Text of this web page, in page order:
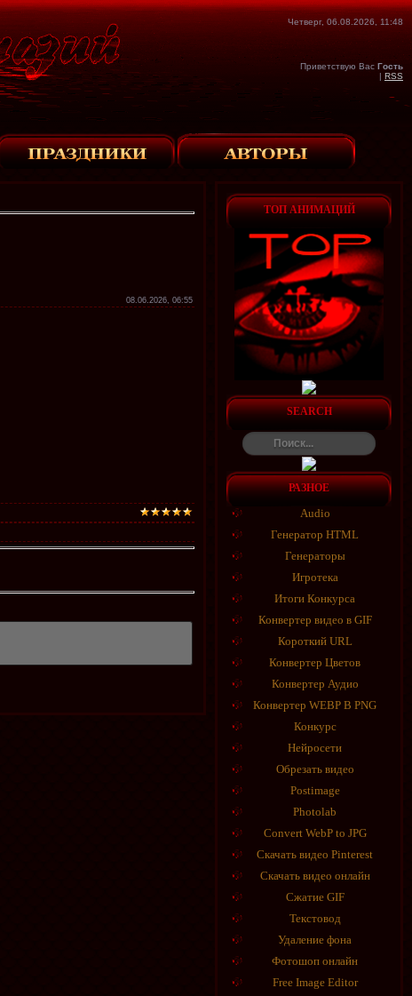
Четверг, 06.08.2026, 11:48
Приветствую Вас Гость
| RSS
08.06.2026, 06:55
ТОП АНИМАЦИЙ
SEARCH
РАЗНОЕ
Audio
Генератор HTML
Генераторы
Игротека
Итоги Конкурса
Конвертер видео в GIF
Короткий URL
Конвертер Цветов
Конвертер Аудио
Конвертер WEBP В PNG
Конкурс
Нейросети
Обрезать видео
Postimage
Photolab
Convert WebP to JPG
Скачать видео Pinterest
Скачать видео онлайн
Сжатие GIF
Текстовод
Удаление фона
Фотошоп онлайн
Free Image Editor